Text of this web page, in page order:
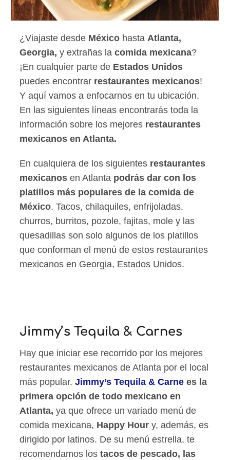
¿Viajaste desde México hastaAtlanta,
Georgia,y extrañas lacomida mexicana?
¡En cualquier parte de Estados Unidos
puedes encontrar restaurantes mexicanos!
Y aquí vamos a enfocarnos en tu ubicación.
En las siguientes líneas encontrarás toda la
información sobre los mejores restaurantes
mexicanos en Atlanta.
En cualquiera de los siguientes restaurantes
mexicanos en Atlanta podrás dar con los
platillos más populares de la comida de
México. Tacos, chilaquiles, enfrijoladas,
churros, burritos, pozole, fajitas, mole y las
quesadillas son solo algunos de los platillos
que conforman el menú de estos restaurantes
mexicanos en Georgia, Estados Unidos.
Jimmy’s Tequila & Carnes
Hay que iniciar ese recorrido por los mejores
restaurantes mexicanos de Atlanta por el local
más popular.Jimmy’s Tequila & Carne es la
primera opción de todo mexicano en
Atlanta,ya que ofrece un variado menú de
comida mexicana, Happy Hour y, además, es
dirigido por latinos. De su menú estrella, te
recomendamos los tacos de pescado, las